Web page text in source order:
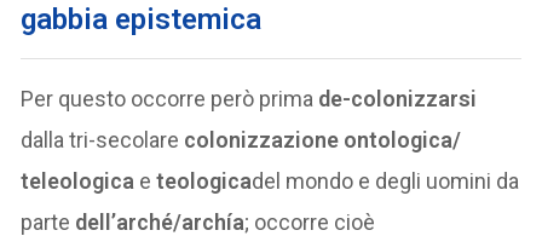
gabbia epistemica
Per questo occorre però prima de-colonizzarsi
dalla tri-secolare colonizzazione ontologica/
teleologica eteologicadel mondo e degli uomini da
parte dell’arché/archía; occorre cioè